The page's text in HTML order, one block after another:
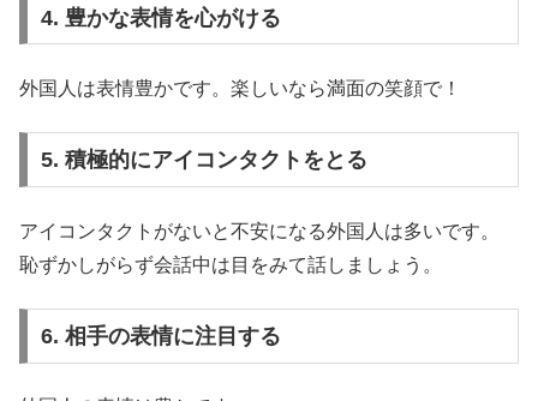
4. 豊かな表情を心がける
外国人は表情豊かです。楽しいなら満面の笑顔で！
5. 積極的にアイコンタクトをとる
アイコンタクトがないと不安になる外国人は多いです。
恥ずかしがらず会話中は目をみて話しましょう。
6. 相手の表情に注目する